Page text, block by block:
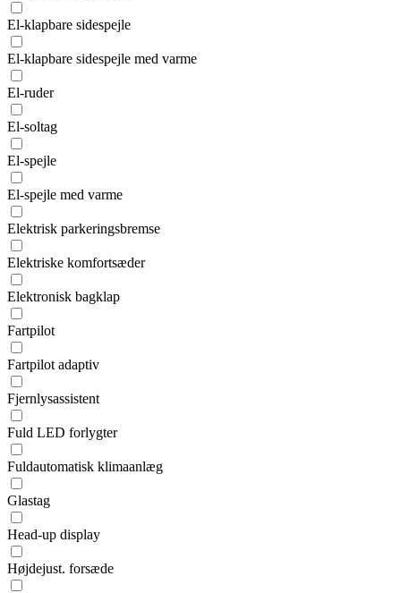
El-klapbare sidespejle
El-klapbare sidespejle med varme
El-ruder
El-soltag
El-spejle
El-spejle med varme
Elektrisk parkeringsbremse
Elektriske komfortsæder
Elektronisk bagklap
Fartpilot
Fartpilot adaptiv
Fjernlysassistent
Fuld LED forlygter
Fuldautomatisk klimaanlæg
Glastag
Head-up display
Højdejust. forsæde